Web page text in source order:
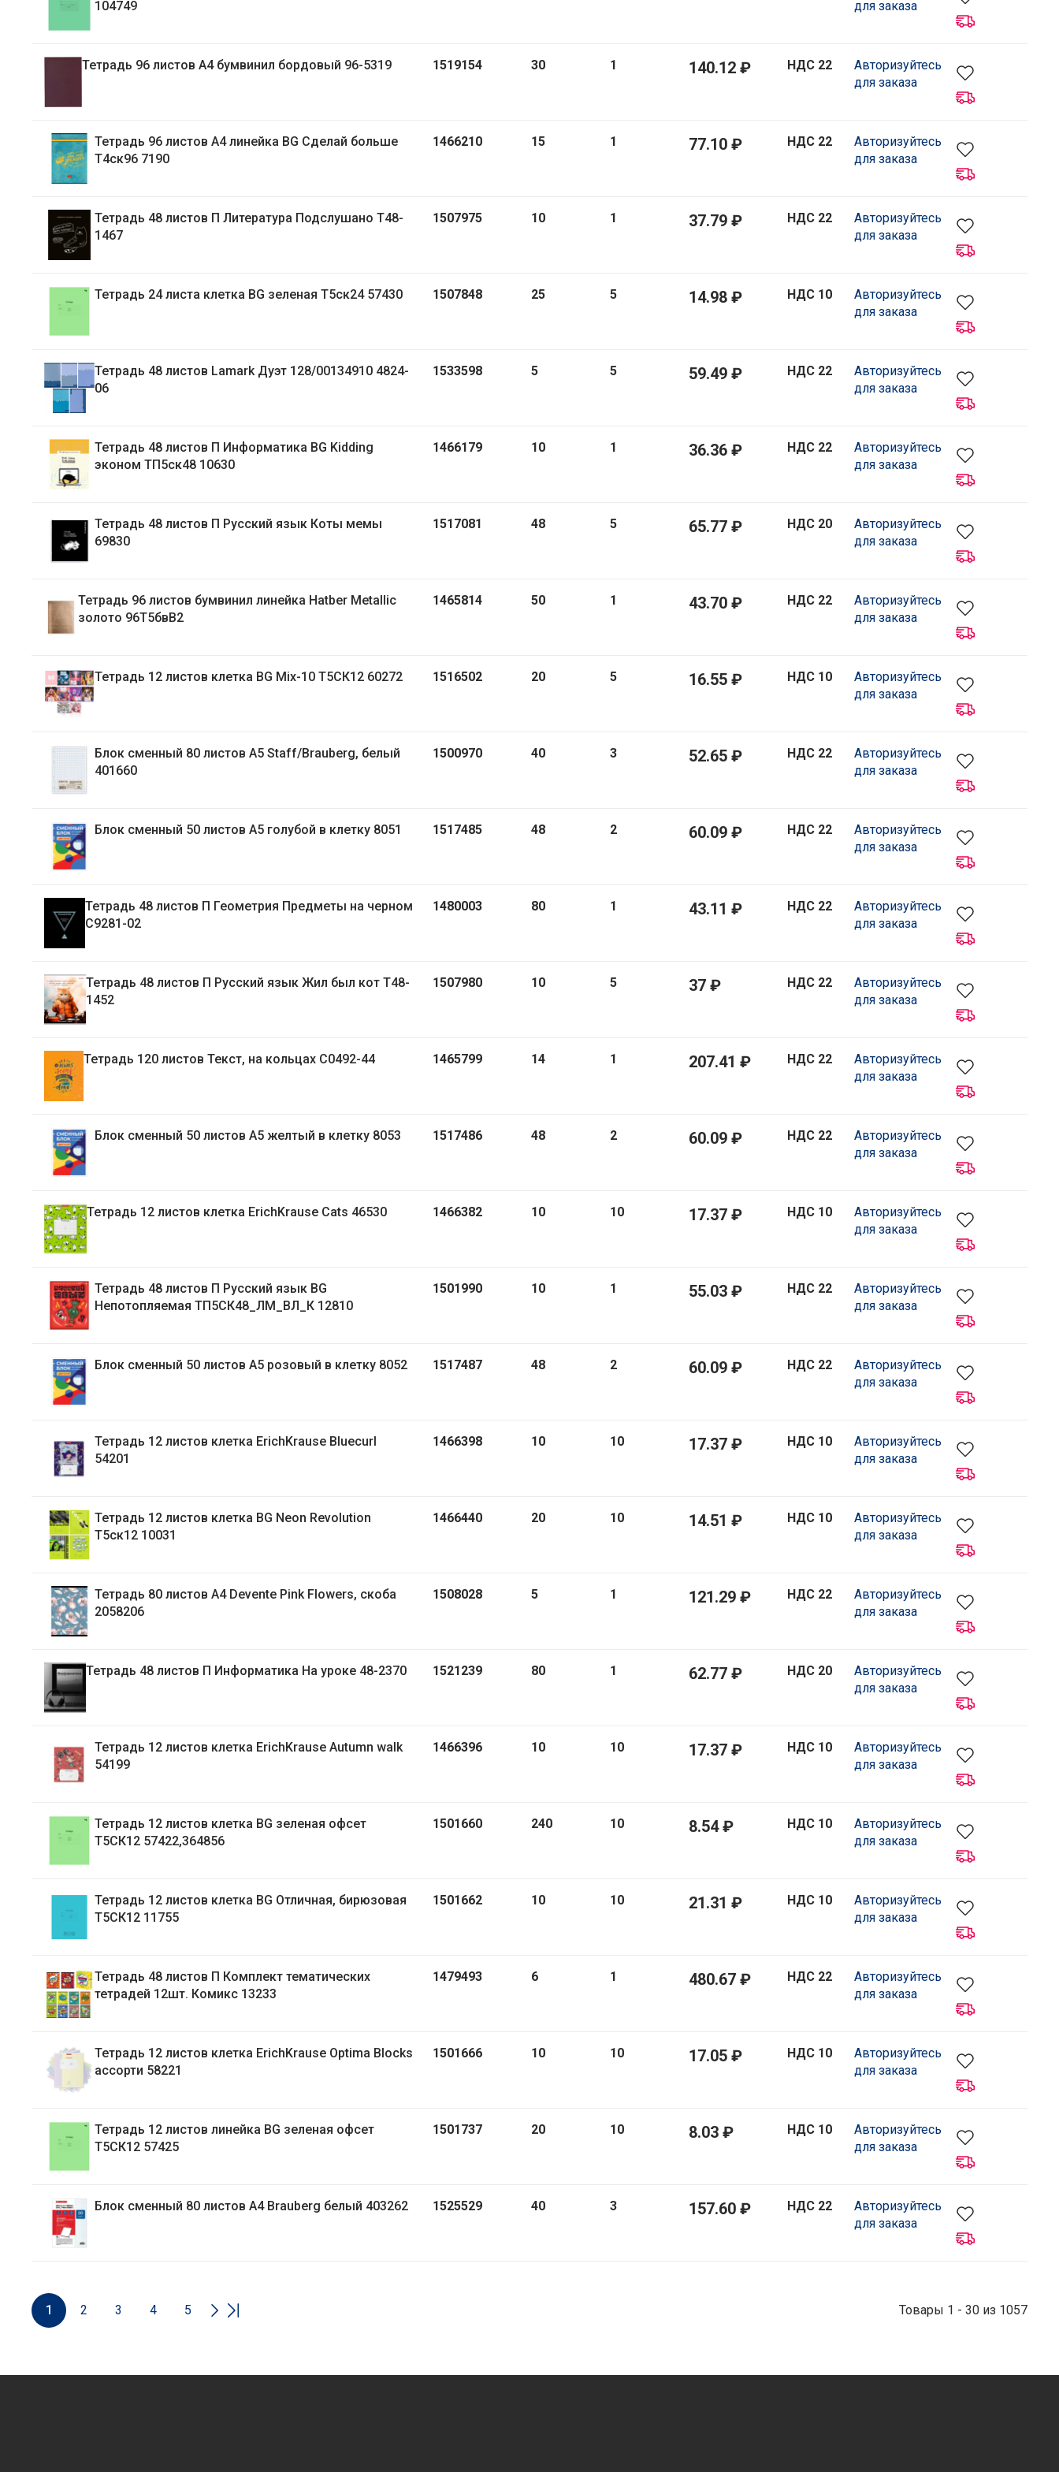
104749
для заказа
Тетрадь 96 листов А4 бумвинил бордовый 96-5319 1519154 30 1 140.12 ₽ НДС 22
Авторизуйтесь
для заказа
Тетрадь 96 листов А4 линейка BG Сделай больше
Т4ск96 7190
1466210 15 1 77.10 ₽ НДС 22
Авторизуйтесь
для заказа
Тетрадь 48 листов П Литература Подслушано Т48-
1467
1507975 10 1 37.79 ₽ НДС 22
Авторизуйтесь
для заказа
Тетрадь 24 листа клетка BG зеленая Т5ск24 57430 1507848 25 5 14.98 ₽ НДС 10
Авторизуйтесь
для заказа
Тетрадь 48 листов Lamark Дуэт 128/00134910 4824-
06
1533598 5 5 59.49 ₽ НДС 22
Авторизуйтесь
для заказа
Тетрадь 48 листов П Информатика BG Kidding
эконом ТП5ск48 10630
1466179 10 1 36.36 ₽ НДС 22
Авторизуйтесь
для заказа
Тетрадь 48 листов П Русский язык Коты мемы
69830
1517081 48 5 65.77 ₽ НДС 20
Авторизуйтесь
для заказа
Тетрадь 96 листов бумвинил линейка Hatber Metallic
золото 96Т5бвВ2
1465814 50 1 43.70 ₽ НДС 22
Авторизуйтесь
для заказа
Тетрадь 12 листов клетка BG Mix-10 Т5СК12 60272 1516502 20 5 16.55 ₽ НДС 10
Авторизуйтесь
для заказа
Блок сменный 80 листов А5 Staff/Brauberg, белый
401660
1500970 40 3 52.65 ₽ НДС 22
Авторизуйтесь
для заказа
Блок сменный 50 листов А5 голубой в клетку 8051 1517485 48 2 60.09 ₽ НДС 22
Авторизуйтесь
для заказа
Тетрадь 48 листов П Геометрия Предметы на черном
С9281-02
1480003 80 1 43.11 ₽ НДС 22
Авторизуйтесь
для заказа
Тетрадь 48 листов П Русский язык Жил был кот Т48-
1452
1507980 10 5 37 ₽ НДС 22
Авторизуйтесь
для заказа
Тетрадь 120 листов Текст, на кольцах С0492-44 1465799 14 1 207.41 ₽ НДС 22
Авторизуйтесь
для заказа
Блок сменный 50 листов А5 желтый в клетку 8053 1517486 48 2 60.09 ₽ НДС 22
Авторизуйтесь
для заказа
Тетрадь 12 листов клетка ErichKrause Cats 46530 1466382 10 10 17.37 ₽ НДС 10
Авторизуйтесь
для заказа
Тетрадь 48 листов П Русский язык BG
Непотопляемая ТП5СК48_ЛМ_ВЛ_К 12810
1501990 10 1 55.03 ₽ НДС 22
Авторизуйтесь
для заказа
Блок сменный 50 листов А5 розовый в клетку 8052 1517487 48 2 60.09 ₽ НДС 22
Авторизуйтесь
для заказа
Тетрадь 12 листов клетка ErichKrause Bluecurl
54201
1466398 10 10 17.37 ₽ НДС 10
Авторизуйтесь
для заказа
Тетрадь 12 листов клетка BG Neon Revolution
Т5ск12 10031
1466440 20 10 14.51 ₽ НДС 10
Авторизуйтесь
для заказа
Тетрадь 80 листов А4 Devente Pink Flowers, скоба
2058206
1508028 5 1 121.29 ₽ НДС 22
Авторизуйтесь
для заказа
Тетрадь 48 листов П Информатика На уроке 48-2370 1521239 80 1 62.77 ₽ НДС 20
Авторизуйтесь
для заказа
Тетрадь 12 листов клетка ErichKrause Autumn walk
54199
1466396 10 10 17.37 ₽ НДС 10
Авторизуйтесь
для заказа
Тетрадь 12 листов клетка BG зеленая офсет
Т5СК12 57422,364856
1501660 240 10 8.54 ₽ НДС 10
Авторизуйтесь
для заказа
Тетрадь 12 листов клетка BG Отличная, бирюзовая
Т5СК12 11755
1501662 10 10 21.31 ₽ НДС 10
Авторизуйтесь
для заказа
Тетрадь 48 листов П Комплект тематических
тетрадей 12шт. Комикс 13233
1479493 6 1 480.67 ₽ НДС 22
Авторизуйтесь
для заказа
Тетрадь 12 листов клетка ErichKrause Optima Blocks
ассорти 58221
1501666 10 10 17.05 ₽ НДС 10
Авторизуйтесь
для заказа
Тетрадь 12 листов линейка BG зеленая офсет
Т5СК12 57425
1501737 20 10 8.03 ₽ НДС 10
Авторизуйтесь
для заказа
Блок сменный 80 листов А4 Brauberg белый 403262 1525529 40 3 157.60 ₽ НДС 22
Авторизуйтесь
для заказа
Товары 1 - 30 из 1057
1 2 3 4 5